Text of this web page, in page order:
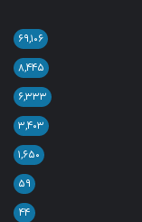
۶۹,۱۰۶
۸,۴۴۵
۶,۳۳۳
۳,۴۰۳
۱,۶۵۰
۵۹
۴۴